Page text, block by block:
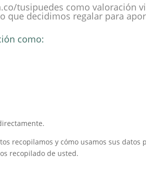
tusipuedes como valoración
que decidimos regalar para
como:
recopilamos y cómo usamos sus
recopilado de usted.